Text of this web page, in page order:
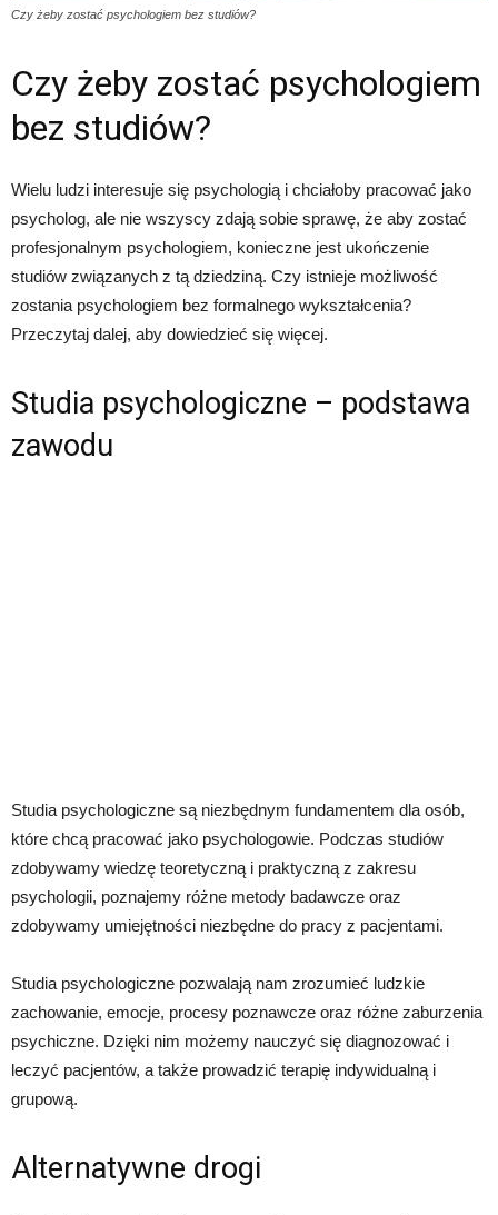
Czy żeby zostać psychologiem bez studiów?
Czy żeby zostać psychologiem
bez studiów?
Wielu ludzi interesuje się psychologią i chciałoby pracować jako
psycholog, ale nie wszyscy zdają sobie sprawę, że aby zostać
profesjonalnym psychologiem, konieczne jest ukończenie
studiów związanych z tą dziedziną. Czy istnieje możliwość
zostania psychologiem bez formalnego wykształcenia?
Przeczytaj dalej, aby dowiedzieć się więcej.
Studia psychologiczne – podstawa
zawodu
Studia psychologiczne są niezbędnym fundamentem dla osób,
które chcą pracować jako psychologowie. Podczas studiów
zdobywamy wiedzę teoretyczną i praktyczną z zakresu
psychologii, poznajemy różne metody badawcze oraz
zdobywamy umiejętności niezbędne do pracy z pacjentami.
Studia psychologiczne pozwalają nam zrozumieć ludzkie
zachowanie, emocje, procesy poznawcze oraz różne zaburzenia
psychiczne. Dzięki nim możemy nauczyć się diagnozować i
leczyć pacjentów, a także prowadzić terapię indywidualną i
grupową.
Alternatywne drogi